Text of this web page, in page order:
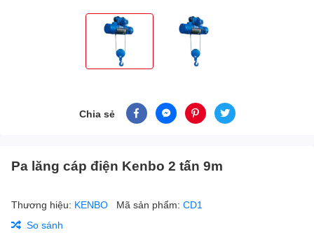
Chia sẻ
Pa lăng cáp điện Kenbo 2 tấn 9m
Thương hiệu: KENBO Mã sản phẩm: CD1
So sánh